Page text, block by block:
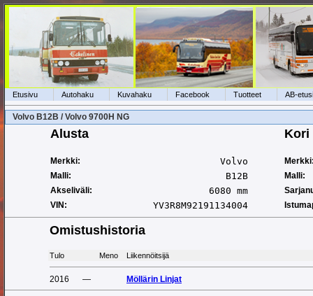
Etusivu Autohaku Kuvahaku Facebook Tuotteet AB-
Volvo B12B / Volvo 9700H NG
Alusta Kori
Merkki: Volvo
Malli:
B12B
Malli:
Akseliväli:
6080 mm
VIN:
YV3R8M92191134004
Omistushistoria
Tulo Meno Liikennöitsijä
2016 — Möllärin Linjat